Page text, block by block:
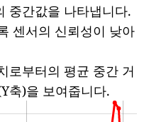
중간값을 나타냅니다.
센서의 신뢰성이 낮아
로부터의 평균 중간 거
축)을 보여줍니다.